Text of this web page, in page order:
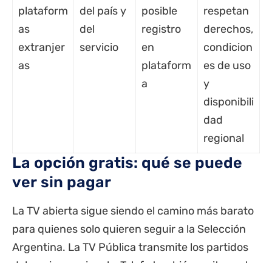
plataform
as
extranjer
as
del país y
del
servicio
posible
registro
en
plataform
a
respetan
derechos,
condicion
es de uso
y
disponibili
dad
regional
La opción gratis: qué se puede
ver sin pagar
La TV abierta sigue siendo el camino más barato
para quienes solo quieren seguir a la Selección
Argentina. La TV Pública transmite los partidos